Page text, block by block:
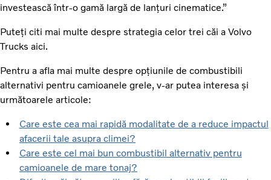
investească într-o gamă largă de lanțuri cinematice.”
Puteți citi mai multe despre strategia celor trei căi a Volvo
Trucks aici.
Pentru a afla mai multe despre opțiunile de combustibili
alternativi pentru camioanele grele, v-ar putea interesa și
următoarele articole:
Care este cea mai rapidă modalitate de a reduce impactul
afacerii tale asupra climei?
Care este cel mai bun combustibil alternativ pentru
camioanele de mare tonaj?